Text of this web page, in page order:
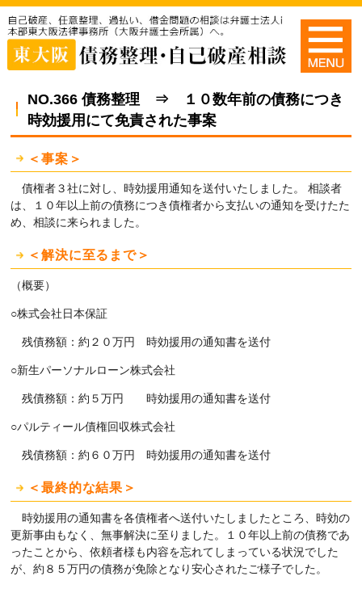
NO.366 債務整理 ⇒ １０数年前の債務につき
時効援用にて免責された事案
＜事案＞
債権者３社に対し、時効援用通知を送付いたしました。 相談者
は、１０年以上前の債務につき債権者から支払いの通知を受けたた
め、相談に来られました。
＜解決に至るまで＞
（概要）
○株式会社日本保証
残債務額：約２０万円 時効援用の通知書を送付
○新生パーソナルローン株式会社
残債務額：約５万円 時効援用の通知書を送付
○パルティール債権回収株式会社
残債務額：約６０万円 時効援用の通知書を送付
＜最終的な結果＞
時効援用の通知書を各債権者へ送付いたしましたところ、時効の
更新事由もなく、無事解決に至りました。１０年以上前の債務であ
ったことから、依頼者様も内容を忘れてしまっている状況でした
が、約８５万円の債務が免除となり安心されたご様子でした。